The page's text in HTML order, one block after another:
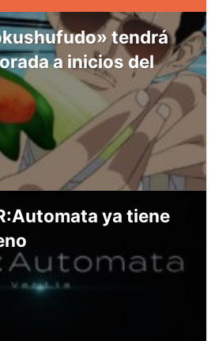
tendrá
a inicios del
ya tiene